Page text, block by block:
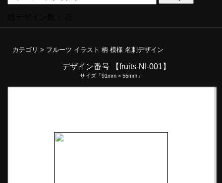
カテゴリ > フルーツ イラスト 柄 模様 名刺デザイン
デザイン番号 【fruits-NI-001】
サイズ「91mm × 55mm」